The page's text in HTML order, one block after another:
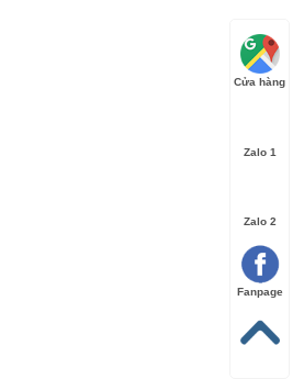
Cửa hàng
Zalo 1
Zalo 2
Fanpage